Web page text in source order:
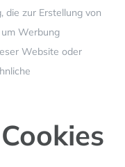
die zur Erstellung von
Werbung
Website oder